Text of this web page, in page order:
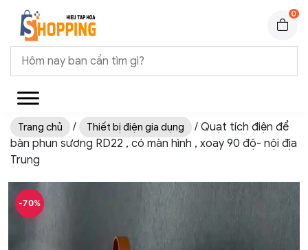
0
Trang chủ / Thiết bị điện gia dụng
/ Quạt tích điện để
bàn phun sương RD22 , có màn hình , xoay 90 độ- nội địa
Trung
-70%